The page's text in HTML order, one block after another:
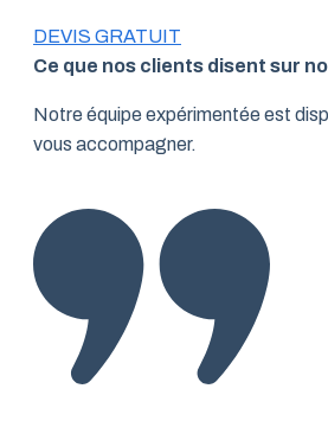
DEVIS GRATUIT
Ce que nos clients disent sur
Notre équipe expérimentée est
vous accompagner.